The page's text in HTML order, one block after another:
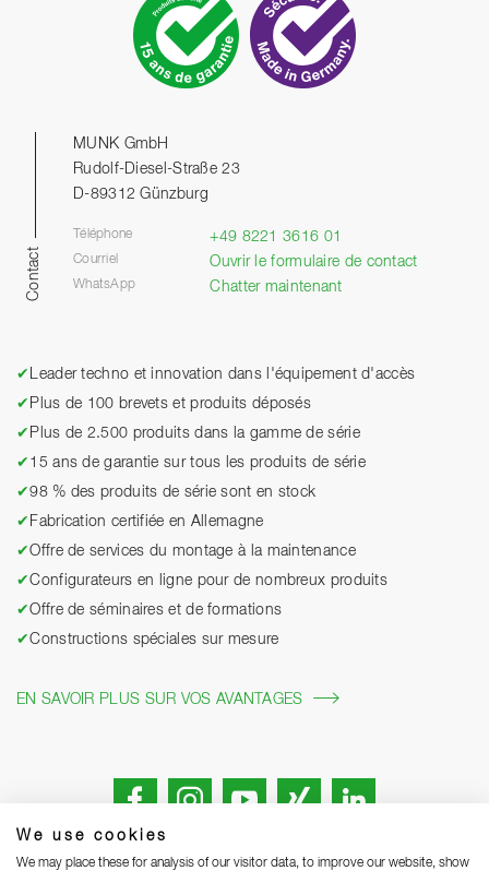
We use cookies
We may place these for analysis of our visitor data, to improve our website, show
Contact
MUNK GmbH
Rudolf-Diesel-Straße 23
D-89312 Günzburg
Téléphone +49 8221 3616 01
Courriel Ouvrir le formulaire de contact
WhatsApp Chatter maintenant
✔ Leader techno et innovation dans l'équipement d'accès
✔ Plus de 100 brevets et produits déposés
✔ Plus de 2.500 produits dans la gamme de série
✔ 15 ans de garantie sur tous les produits de série
✔98 % des produits de série sont en stock
✔ Fabrication certifiée en Allemagne
✔Offre de services du montage à la maintenance
✔Configurateurs en ligne pour de nombreux produits
✔Offre de séminaires et de formations
✔Constructions spéciales sur mesure
EN SAVOIR PLUS SUR VOS AVANTAGES